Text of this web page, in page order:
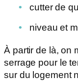
cutter de
niveau et
À partir de là, on
serrage pour le
sur du logement